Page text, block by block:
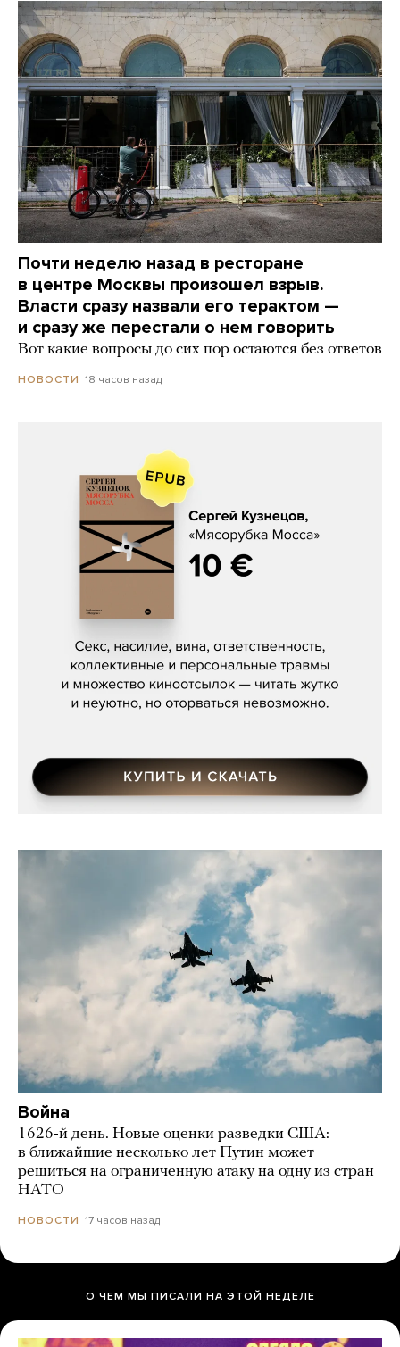
Почти неделю назад в ресторане
в центре Москвы произошел взрыв.
Власти сразу назвали его терактом —
и сразу же перестали о нем говорить
Вот какие вопросы до сих пор остаются без ответов
НОВОСТИ 18 часов назад
Сергей Кузнецов, «Мясорубка
Война
1626-й день. Новые оценки разведки США:
в ближайшие несколько лет Путин может
решиться на ограниченную атаку на одну из стран
НАТО
НОВОСТИ 17 часов назад
О ЧЕМ МЫ ПИСАЛИ НА ЭТОЙ НЕДЕЛЕ